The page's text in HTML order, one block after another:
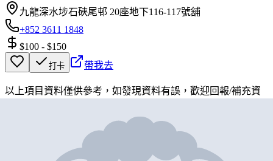
九龍深水埗石硤尾邨 20座地下116-117號舖
+852 3611 1848
$100 - $150
打卡 帶我去
以上項目資料僅供參考，如發現資料有誤，歡迎回報/補充資